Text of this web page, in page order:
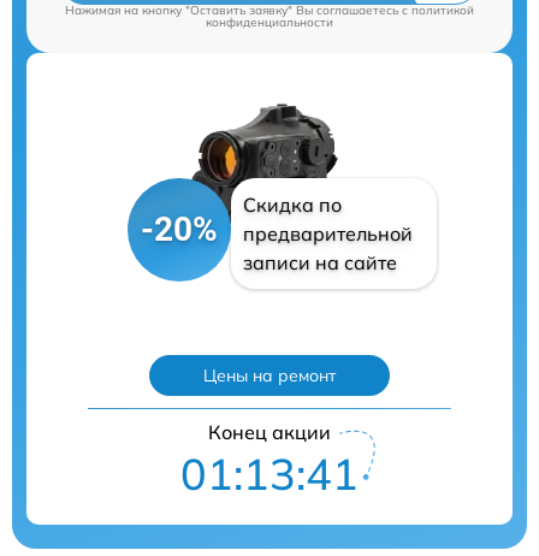
Нажимая на кнопку "Оставить заявку" Вы соглашаетесь cполитикой
конфиденциальности
-20%
Скидка по
предварительной
записи на сайте
Цены на ремонт
Конец акции
01:13:40